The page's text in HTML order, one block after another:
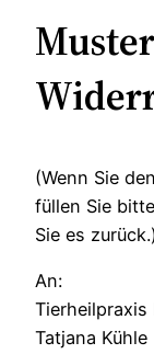
(Wenn Sie
füllen Sie
Sie es
An:
Tierheilpraxis
Tatjana Kühle